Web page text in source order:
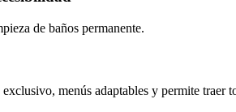
de baños permanente.
menús adaptables y permite traer